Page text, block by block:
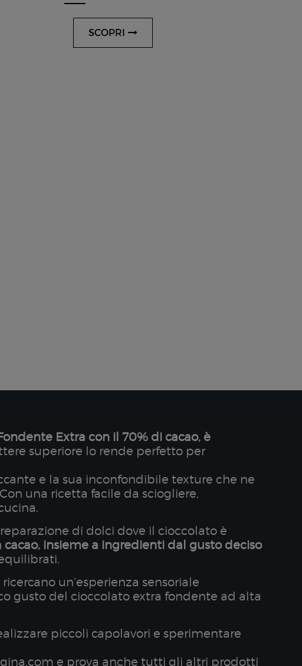
SCOPRI
Extra con il 70% di cacao, è
superiore lo rende perfetto per
e la sua inconfondibile texture che ne
una ricetta facile da sciogliere,
di dolci dove il cioccolato è
insieme a ingredienti dal gusto deciso
un’esperienza sensoriale
gusto del cioccolato extra fondente ad alta
piccoli capolavori e sperimentare
e prova anche tutti gli altri prodotti